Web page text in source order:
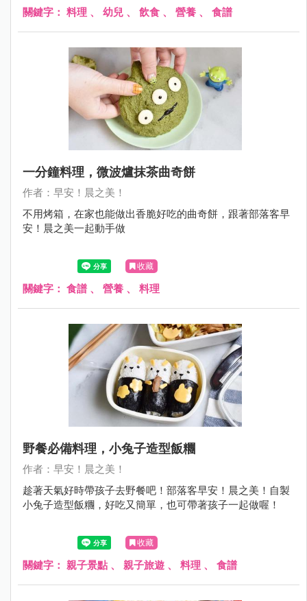
關鍵字： 料理 、 幼兒 、 飲食 、 營養 、 食譜
一分鐘料理，微波爐抹茶曲奇餅
作者：早安！晨之美！
不用烤箱，在家也能做出香脆好吃的曲奇餅，跟著部落客早
安！晨之美一起動手做
收藏
關鍵字： 食譜 、 營養 、 料理
野餐必備料理，小兔子造型飯糰
作者：早安！晨之美！
趁著天氣好時帶孩子去野餐吧！部落客早安！晨之美！自製
小兔子造型飯糰，好吃又簡單，也可帶著孩子一起做喔！
收藏
關鍵字： 親子景點 、 親子旅遊 、 料理 、 食譜